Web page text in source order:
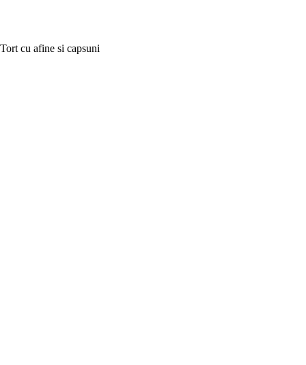
Tort cu afine si capsuni